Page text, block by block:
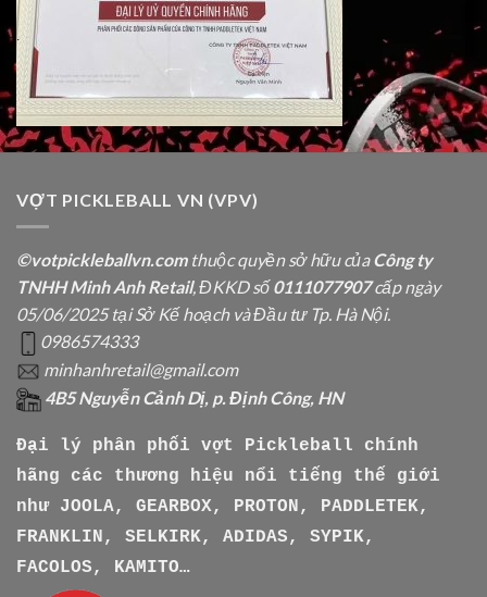
VỢT PICKLEBALL VN (VPV)
©votpickleballvn.comthuộc quyền sở hữu củaCông ty
TNHH Minh Anh Retail, ĐKKD số0111077907cấp ngày
05/06/2025 tại Sở Kế hoạch và Đầu tư Tp. Hà Nội.
0986574333
minhanhretail@gmail.com
4B5 Nguyễn Cảnh Dị, p. Định Công, HN
Đại lý phân phối vợt Pickleball chính
hãng các thương hiệu nổi tiếng thế giới
như
JOOLA, GEARBOX, PROTON, PADDLETEK,
FRANKLIN, SELKIRK, ADIDAS, SYPIK,
FACOLOS, KAMITO…